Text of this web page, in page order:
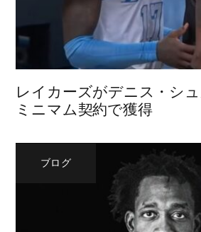
レイカーズがデニス・シ
ミニマム契約で獲得
ブログ